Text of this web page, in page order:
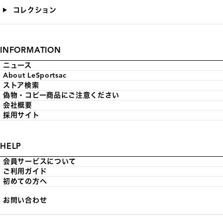
コレクション
INFORMATION
ニュース
About LeSportsac
ストア検索
偽物・コピー商品にご注意ください
会社概要
採用サイト
HELP
会員サービスについて
ご利用ガイド
初めての方へ
お問い合わせ